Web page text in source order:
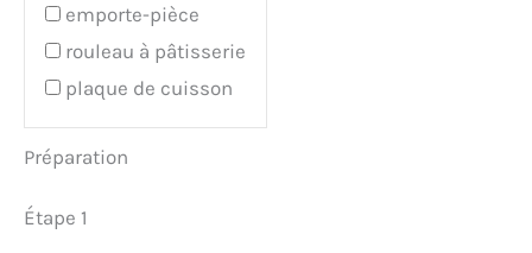
emporte-pièce
rouleau à pâtisserie
plaque de cuisson
Préparation
Étape 1